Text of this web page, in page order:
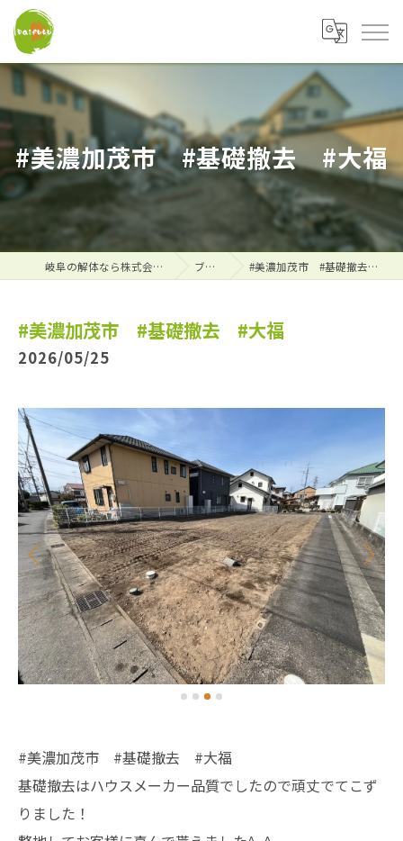
#美濃加茂市 #基礎撤去 #大福
岐阜の解体なら株式会社大福 ブログ #美濃加茂市 #基礎撤去 #大福
#美濃加茂市 #基礎撤去 #大福
2026/05/25
#美濃加茂市 #基礎撤去 #大福
基礎撤去はハウスメーカー品質でしたので頑丈でてこず
りました！